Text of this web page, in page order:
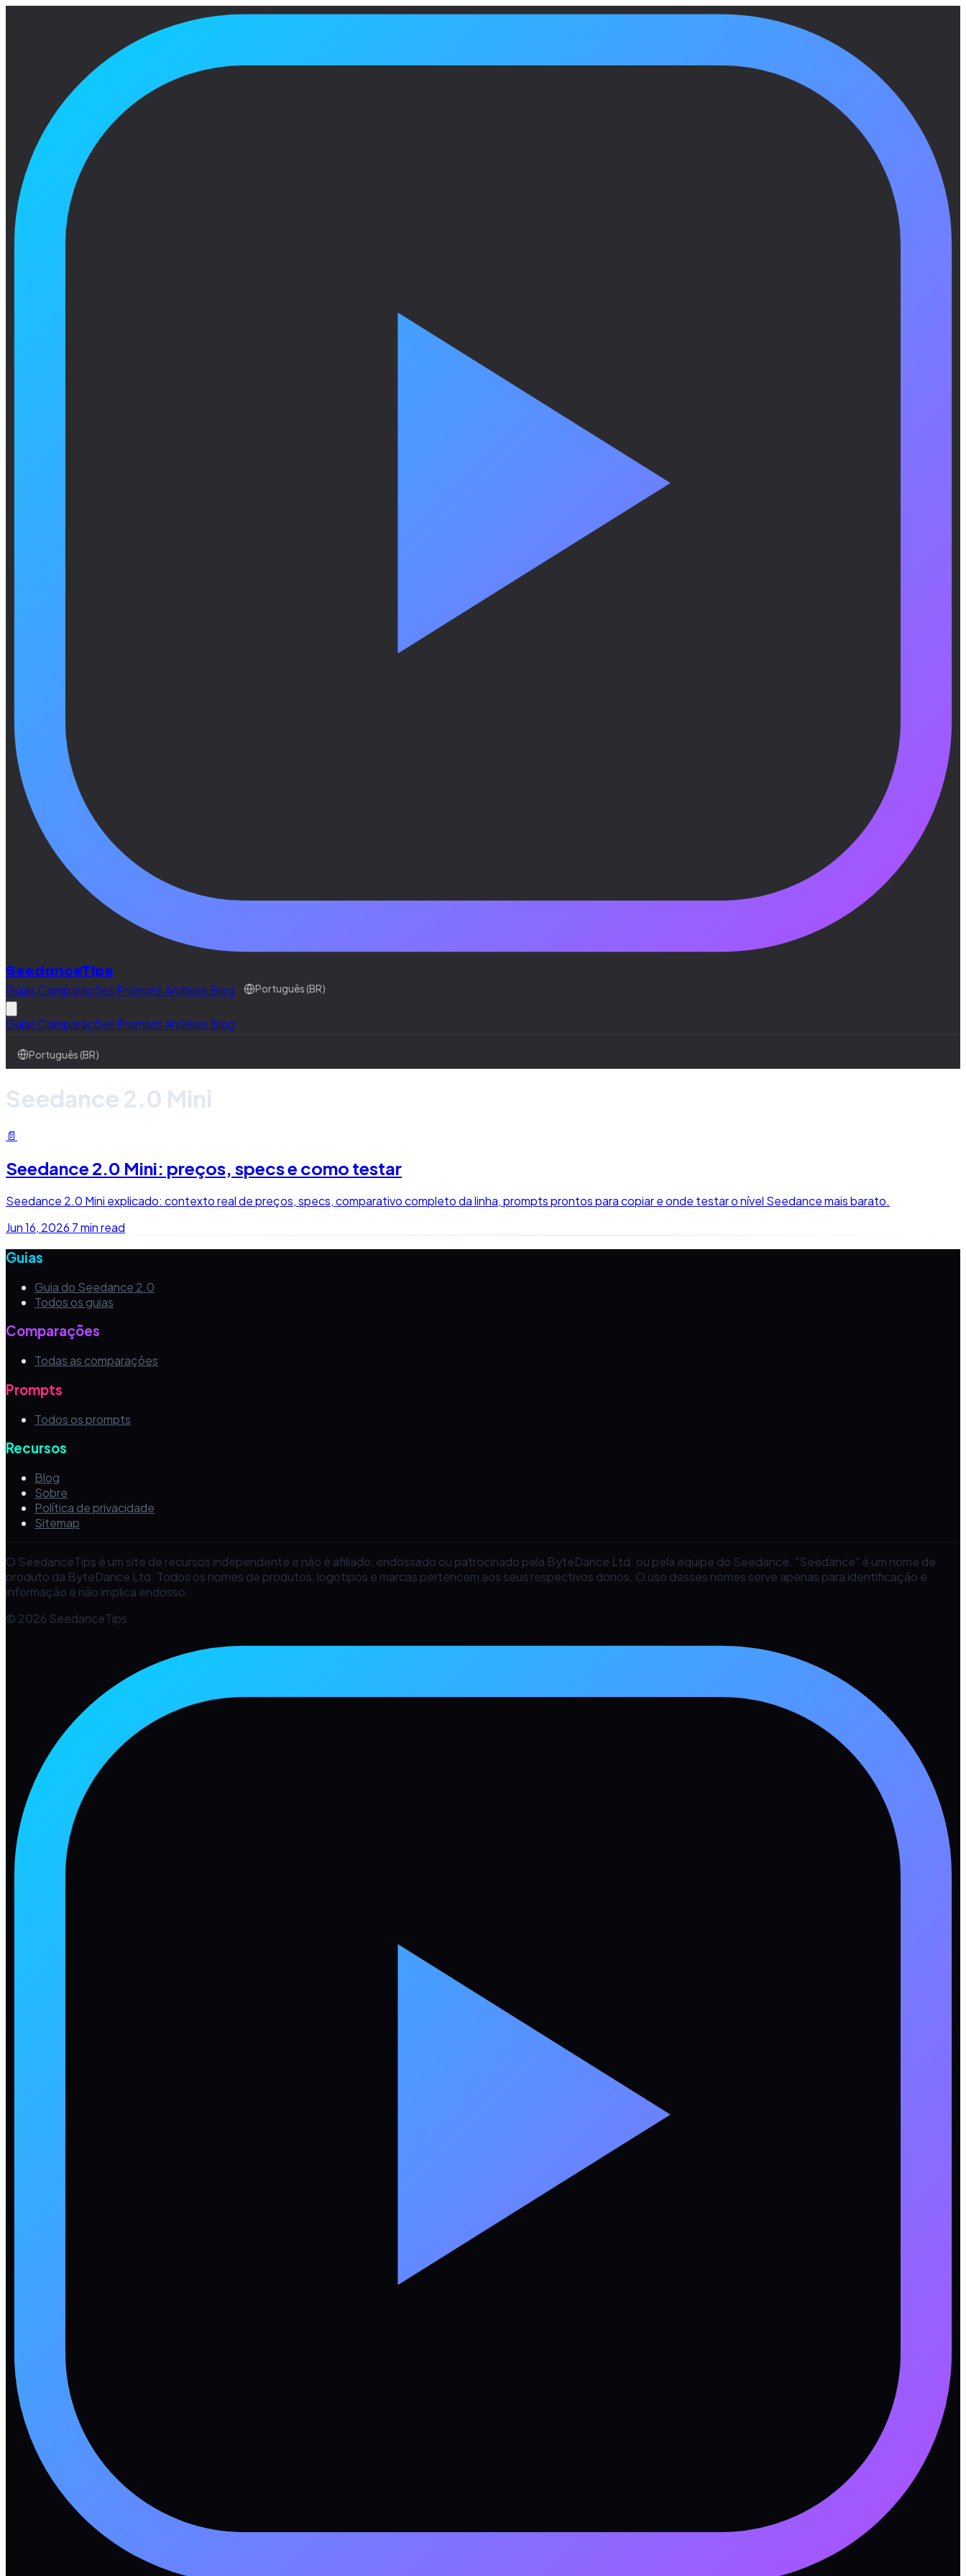
SeedanceTips
GuiasComparações PromptsAnálises Blog Português (BR)
GuiasComparações PromptsAnálises Blog
Português (BR)
Seedance 2.0 Mini
📄
Seedance 2.0 Mini: preços, specs e como testar
Seedance 2.0 Mini explicado: contexto real de preços, specs, comparativo completo da linha, prompts prontos para copiar e onde testar o nível Seedance mais barato.
Jun 16, 2026 7 min read
Guias
Guia do Seedance 2.0
Todos os guias
Comparações
Todas as comparações
Prompts
Todos os prompts
Recursos
Blog
Sobre
Política de privacidade
Sitemap
O SeedanceTips é um site de recursos independente e não é afiliado, endossado ou patrocinado pela ByteDance Ltd. ou pela equipe do Seedance. "Seedance" é um nome de
produto da ByteDance Ltd. Todos os nomes de produtos, logotipos e marcas pertencem aos seus respectivos donos. O uso desses nomes serve apenas para identificação e
informação e não implica endosso.
© 2026 SeedanceTips